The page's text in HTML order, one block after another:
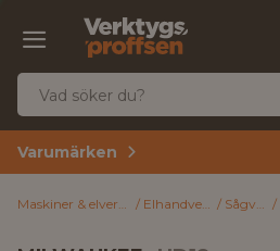
Varumärken
Maskiner & elverktyg Elhandverktyg Sågverktyg